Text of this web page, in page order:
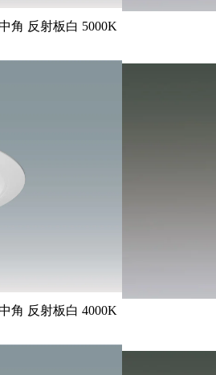
角 反射板白 5000K
角 反射板白 4000K